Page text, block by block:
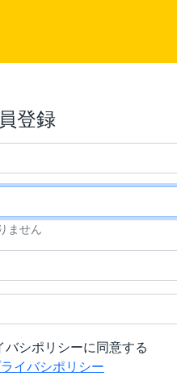
登録
ません
シポリシーに同意する
イバシポリシー